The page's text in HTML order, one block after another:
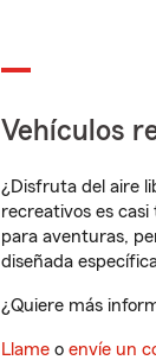
Vehículos
¿Disfruta del aire
recreativos es
para aventuras,
diseñada
¿Quiere más
Llame o envíe un